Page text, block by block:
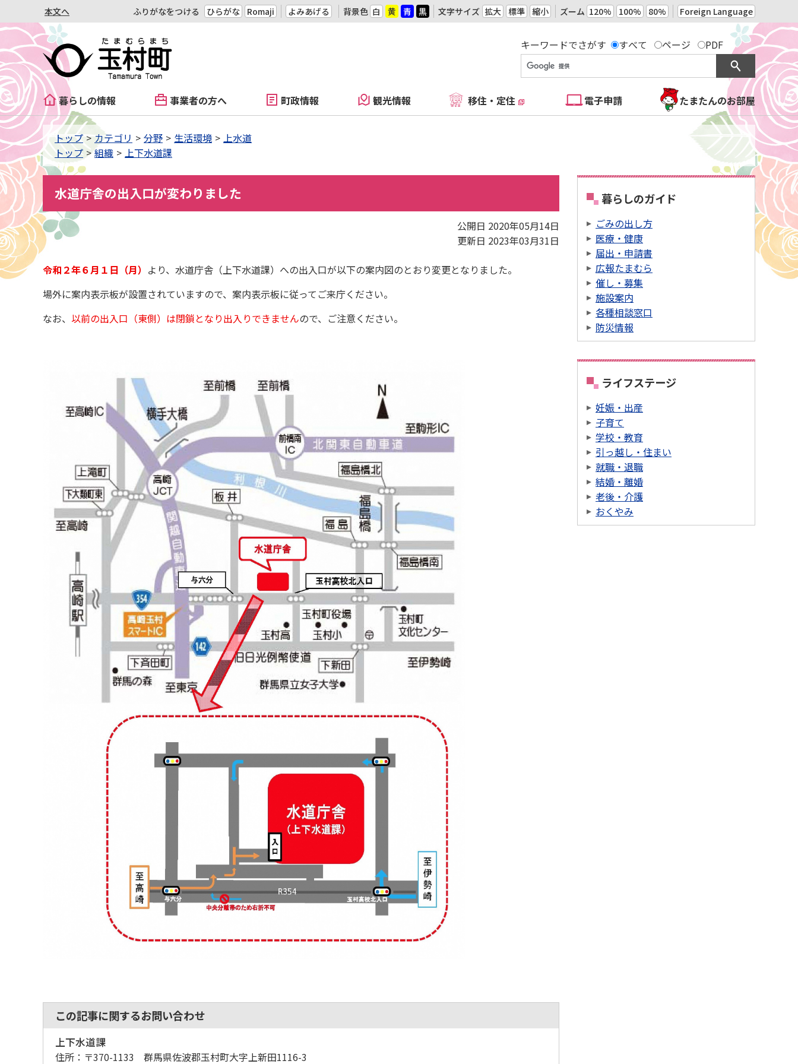
本文へ ふりがなをつける ひらがな Romaji よみあげる 背景色 白 黄 青 黒 文字サイズ 拡大 標準 縮小 ズーム 120% 100% 80% Foreign Language
キーワードでさがす すべて ページ PDF
暮らしの情報 事業者の方へ 町政情報 観光情報 移住・定住 電子申請 たまたんのお部屋
トップ カテゴリ 分野 生活環境
上水道
トップ
組織 上下水道課
水道庁舎の出入口が変わりました
公開日 2020年05月14日
更新日 2023年03月31日
令和２年６月１日（月） より、水道庁舎（上下水道課）への出入口が以下の案内図のとおり変更となりました。
場外に案内表示板が設置されていますので、案内表示板に従ってご来庁ください。
なお、 以前の出入口（東側）は閉鎖となり出入りできませんので、ご注意ください。
この記事に関するお問い合わせ
上下水道課
住所： 〒370-1133 群馬県佐波郡玉村町大字上新田1116-3
暮らしのガイド
ごみの出し方
医療・健康
届出・申請書
広報たまむら
催し・募集
施設案内
各種相談窓口
防災情報
ライフステージ
妊娠・出産
子育て
学校・教育
引っ越し・住まい
就職・退職
結婚・離婚
老後・介護
おくやみ